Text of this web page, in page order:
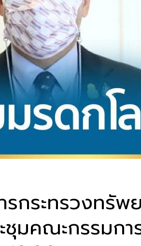
กระทรวงทรัพ
มคณะกรรมก